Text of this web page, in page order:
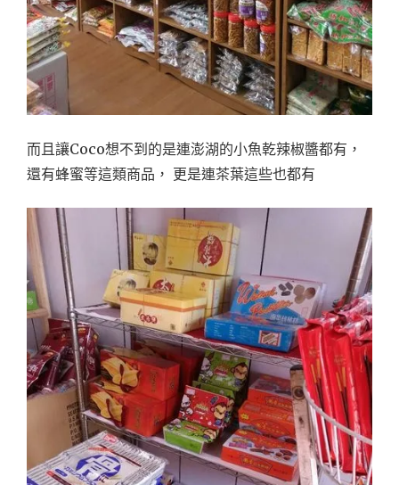
而且讓Coco想不到的是連澎湖的小魚乾辣椒醬都有，
還有蜂蜜等這類商品， 更是連茶葉這些也都有